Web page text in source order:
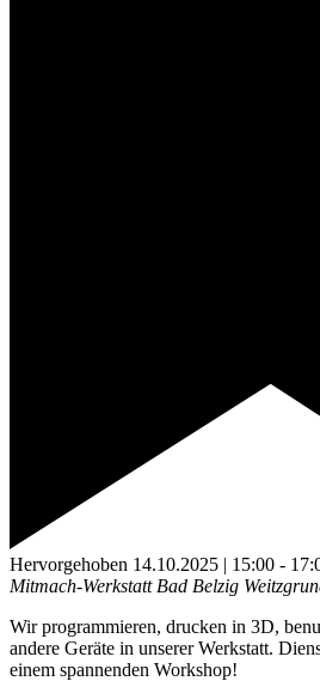
Hervorgehoben 14.10.2025 | 15:00 -
Mitmach-Werkstatt Bad Belzig
Wir programmieren, drucken in 3D,
andere Geräte in unserer Werkstatt.
einem spannenden Workshop!